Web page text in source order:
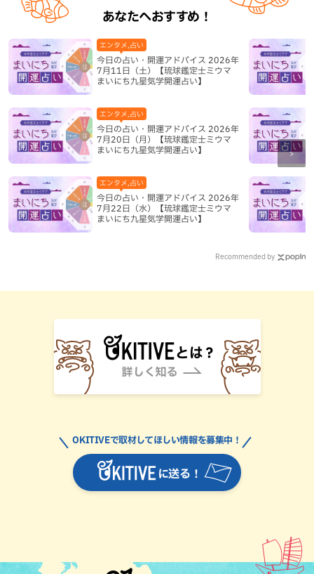
あなたへおすすめ！
今日の占い・開運アドバイス 2026年
7月11日（土）【琉球鑑定士ミウマ
まいにち九星気学開運占い】
エンタメ,占い
今日の占い・開運アドバイス 2026年
7月20日（月）【琉球鑑定士ミウマ
まいにち九星気学開運占い】
エンタメ,占い
今日の占い・開運アドバイス 2026年
7月22日（水）【琉球鑑定士ミウマ
まいにち九星気学開運占い】
エンタメ,占い
Recommended by
に送る！
OKITIVEで取材してほしい情報を募集中！